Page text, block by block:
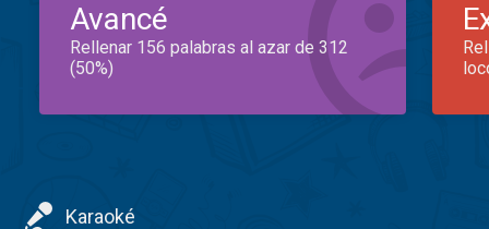
Avancé
Rellenar 156 palabras al azar de 312
(50%)
Karaoké